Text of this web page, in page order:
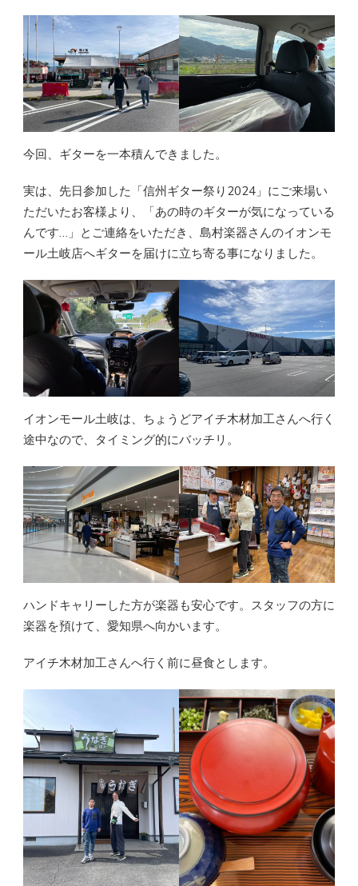
今回、ギターを一本積んできました。
実は、先日参加した「信州ギター祭り2024」にご来場い
ただいたお客様より、「あの時のギターが気になっている
んです…」とご連絡をいただき、島村楽器さんのイオンモ
ール土岐店へギターを届けに立ち寄る事になりました。
イオンモール土岐は、ちょうどアイチ木材加工さんへ行く
途中なので、タイミング的にバッチリ。
ハンドキャリーした方が楽器も安心です。スタッフの方に
楽器を預けて、愛知県へ向かいます。
アイチ木材加工さんへ行く前に昼食とします。